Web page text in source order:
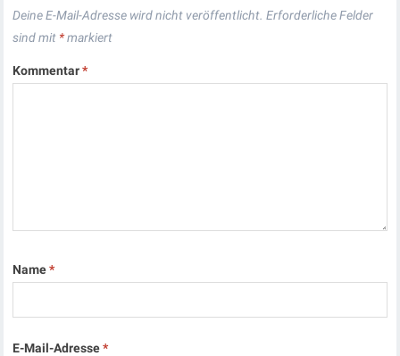
Deine E-Mail-Adresse wird nicht veröffentlicht. Erforderliche Felder
sind mit *markiert
Kommentar*
Name*
E-Mail-Adresse*